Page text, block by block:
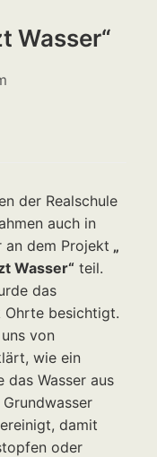
Wasser“
der Realschule
auch in
an dem Projekt „
Wasser“ teil.
das
Ohrte besichtigt.
von
wie ein
das Wasser aus
damit
oder